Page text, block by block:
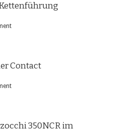
Contact
350NCR im